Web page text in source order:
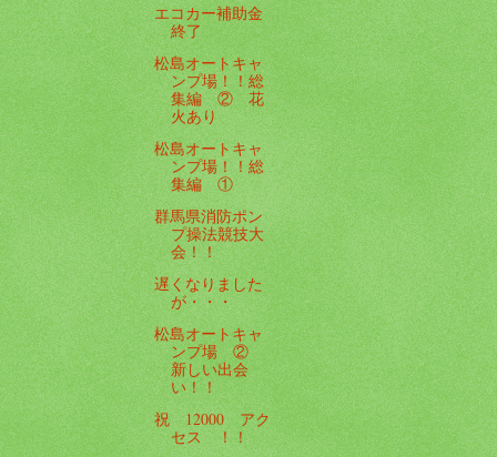
エコカー補助金
終了
松島オートキャ
ンプ場！！総
集編 ② 花
火あり
松島オートキャ
ンプ場！！総
集編 ①
群馬県消防ポン
プ操法競技大
会！！
遅くなりました
が・・・
松島オートキャ
ンプ場 ②
新しい出会
い！！
祝 12000 アク
セス ！！